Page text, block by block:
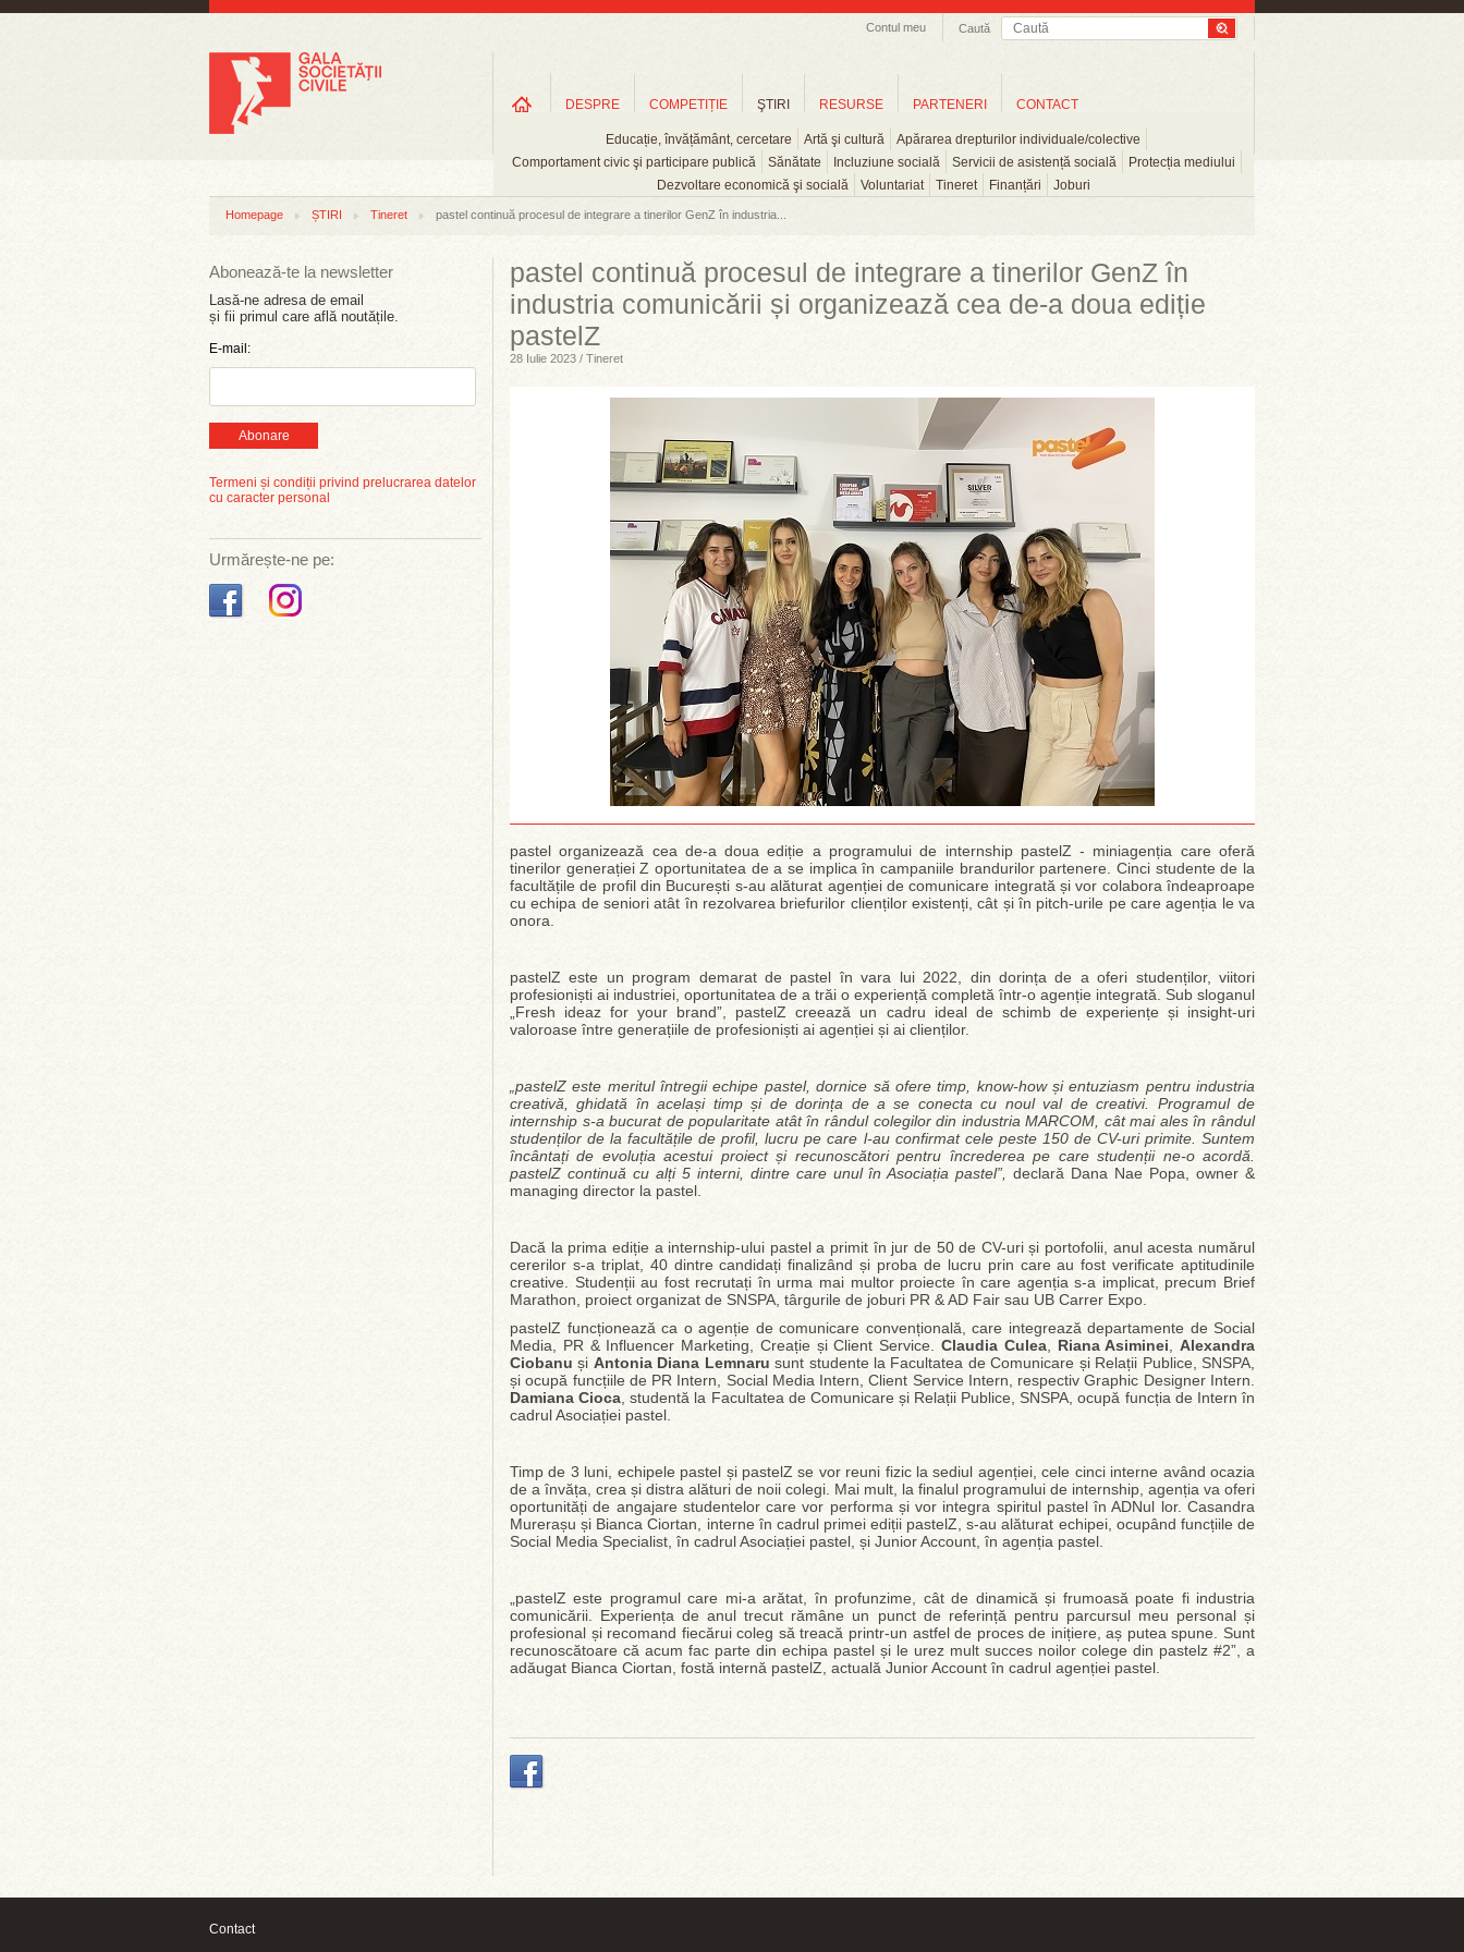
Caută
Contul meu
DESPRE COMPETIȚIE ŞTIRI
Educație, învățământ, cercetare Artă şi cultură
Apărarea drepturilor individuale/colective
Comportament civic şi participare publică
Sănătate Incluziune socială Servicii de asistență socială
Protecția mediului
Dezvoltare economică şi socială
Voluntariat Tineret Finanțări Joburi
RESURSE PARTENERI CONTACT
Homepage ȘTIRI Tineret pastel continuă procesul de integrare a tinerilor GenZ în industria...
Abonează-te la newsletter
Lasă-ne adresa de email
și fii primul care află noutățile.
E-mail:
Abonare
Termeni și condiții privind prelucrarea datelor
cu caracter personal
Urmărește-ne pe:
pastel continuă procesul de integrare a tinerilor GenZ în
industria comunicării și organizează cea de-a doua ediție
pastelZ
28 Iulie 2023 / Tineret
pastel organizează cea de-a doua ediție a programului de internship pastelZ - miniagenția care oferă
tinerilor generației Z oportunitatea de a se implica în campaniile brandurilor partenere. Cinci studente de la
facultățile de profil din București s-au alăturat agenției de comunicare integrată și vor colabora îndeaproape
cu echipa de seniori atât în rezolvarea briefurilor clienților existenți, cât și în pitch-urile pe care agenția le va
onora.
pastelZ este un program demarat de pastel în vara lui 2022, din dorința de a oferi studenților, viitori
profesioniști ai industriei, oportunitatea de a trăi o experiență completă într-o agenție integrată. Sub sloganul
„Fresh ideaz for your brand”, pastelZ creează un cadru ideal de schimb de experiențe și insight-uri
valoroase între generațiile de profesioniști ai agenției și ai clienților.
„pastelZ este meritul întregii echipe pastel, dornice să ofere timp, know-how și entuziasm pentru industria
creativă, ghidată în același timp și de dorința de a se conecta cu noul val de creativi. Programul de
internship s-a bucurat de popularitate atât în rândul colegilor din industria MARCOM, cât mai ales în rândul
studenților de la facultățile de profil, lucru pe care l-au confirmat cele peste 150 de CV-uri primite. Suntem
încântați de evoluția acestui proiect și recunoscători pentru încrederea pe care studenții ne-o acordă.
pastelZ continuă cu alți 5 interni, dintre care unul în Asociația pastel”,
declară Dana Nae Popa, owner &
managing director la pastel.
Dacă la prima ediție a internship-ului pastel a primit în jur de 50 de CV-uri și portofolii, anul acesta numărul
cererilor s-a triplat, 40 dintre candidați finalizând și proba de lucru prin care au fost verificate aptitudinile
creative. Studenții au fost recrutați în urma mai multor proiecte în care agenția s-a implicat, precum Brief
Marathon, proiect organizat de SNSPA, târgurile de joburi PR & AD Fair sau UB Carrer Expo.
pastelZ funcționează ca o agenție de comunicare convențională, care integrează departamente de Social
Media, PR & Influencer Marketing, Creație și Client Service. Claudia Culea, Riana Asiminei ,Alexandra
Ciobanu și Antonia Diana Lemnaru sunt studente la Facultatea de Comunicare și Relații Publice, SNSPA,
și ocupă funcțiile de PR Intern, Social Media Intern, Client Service Intern, respectiv Graphic Designer Intern.
Damiana Cioca , studentă la Facultatea de Comunicare și Relații Publice, SNSPA, ocupă funcția de Intern în
cadrul Asociației pastel.
Timp de 3 luni, echipele pastel și pastelZ se vor reuni fizic la sediul agenției, cele cinci interne având ocazia
de a învăța, crea și distra alături de noii colegi. Mai mult, la finalul programului de internship, agenția va oferi
oportunități de angajare studentelor care vor performa și vor integra spiritul pastel în ADNul lor. Casandra
Murerașu și Bianca Ciortan, interne în cadrul primei ediții pastelZ, s-au alăturat echipei, ocupând funcțiile de
Social Media Specialist, în cadrul Asociației pastel, și Junior Account, în agenția pastel.
„pastelZ este programul care mi-a arătat, în profunzime, cât de dinamică și frumoasă poate fi industria
comunicării. Experiența de anul trecut rămâne un punct de referință pentru parcursul meu personal și
profesional și recomand fiecărui coleg să treacă printr-un astfel de proces de inițiere, aș putea spune. Sunt
recunoscătoare că acum fac parte din echipa pastel și le urez mult succes noilor colege din pastelz #2”, a
adăugat Bianca Ciortan, fostă internă pastelZ, actuală Junior Account în cadrul agenției pastel.
Contact